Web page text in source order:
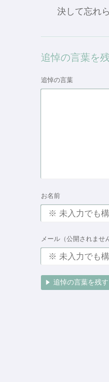
決して忘れ
追悼の言葉を
追悼の言葉
お名前
メール（公開されませ